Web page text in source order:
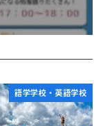
語学学校・英語学校